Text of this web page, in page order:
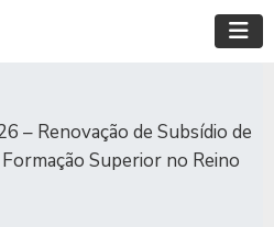
– Renovação de Subsídio de
Superior no Reino